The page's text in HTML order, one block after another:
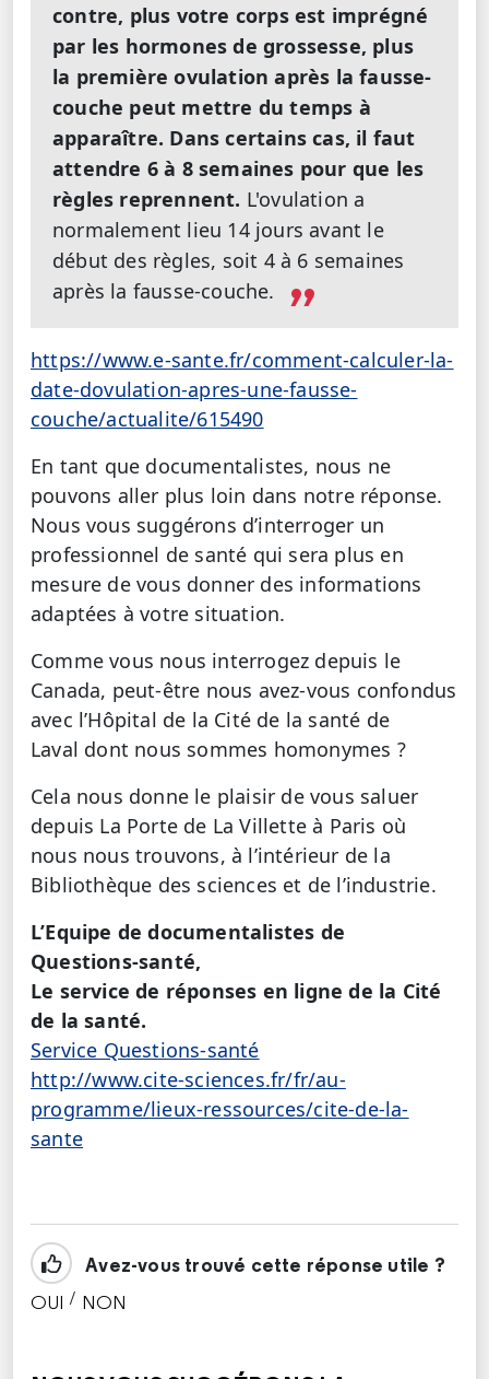
contre, plus votre corps est imprégné
par les hormones de grossesse, plus
la première ovulation après la fausse-
couche peut mettre du temps à
apparaître. Dans certains cas, il faut
attendre 6 à 8 semaines pour que les
règles reprennent. L'ovulation a
normalement lieu 14 jours avant le
début des règles, soit 4 à 6 semaines
après la fausse-couche.
https://www.e-sante.fr/comment-calculer-la-
date-dovulation-apres-une-fausse-
couche/actualite/615490
En tant que documentalistes, nous ne
pouvons aller plus loin dans notre réponse.
Nous vous suggérons d’interroger un
professionnel de santé qui sera plus en
mesure de vous donner des informations
adaptées à votre situation.
Comme vous nous interrogez depuis le
Canada, peut-être nous avez-vous confondus
avec l’Hôpital de la Cité de la santé de
Laval dont nous sommes homonymes ?
Cela nous donne le plaisir de vous saluer
depuis La Porte de La Villette à Paris où
nous nous trouvons, à l’intérieur de la
Bibliothèque des sciences et de l’industrie.
L’Equipe de documentalistes de
Questions-santé,
Le service de réponses en ligne de la Cité
de la santé.
Service Questions-santé
http://www.cite-sciences.fr/fr/au-
programme/lieux-ressources/cite-de-la-
sante
Avez-vous trouvé cette réponse utile ?
OUI / NON